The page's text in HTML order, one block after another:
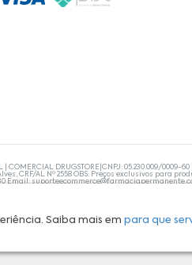
Saiba mais empara que
DRUGSTORE|CNPJ: 05.230.009/0009-60
CRF/AL Nº 2558 OBS: Preços exclusivos para
Email:
de um profissional da área médica.
um médico deve ser consultado. A
com tranquilidade. A privacidade e a
de produto em nosso estoque.